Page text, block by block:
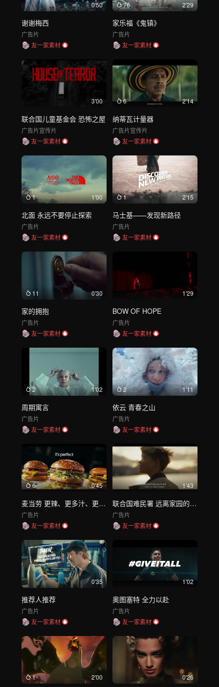
0'50
谢谢梅西
广告片
友一家素材
76 2'29
家乐福《鬼镇》
广告片
友一家素材
3'00
联合国儿童基金会 恐怖之屋
广告片宣传片
友一家素材
6 2'14
纳蒂瓦计量器
广告片宣传片
友一家素材
1 1'00
北面 永远不要停止探索
广告片
友一家素材
1 2'15
马士基——发现新路径
广告片
友一家素材
11 0'30
家的拥抱
广告片
友一家素材
1'29
BOW OF HOPE
广告片
友一家素材
2 1'02
周期寓言
广告片
友一家素材
2 1'11
依云 青春之山
广告片
友一家素材
6 0'45
麦当劳 更辣、更多汁、更美味
广告片
友一家素材
1'43
联合国难民署 远离家园的希望
广告片
友一家素材
0'35
推荐人推荐
广告片
友一家素材
1'02
奥图塞特 全力以赴
广告片
友一家素材
1 2'00 0'26